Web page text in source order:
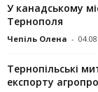
У канадському
Тернополя
Чепіль Олена -
Тернопільські
експорту